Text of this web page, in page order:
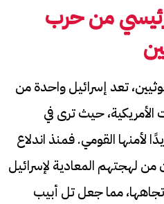
من حرب
تعد إسرائيل واحدة من
الأمريكية، حيث ترى في
لأمنها القومي. فمنذ اندلاع
لهجتهم المعادية لإسرائيل
مما جعل تل أبيب